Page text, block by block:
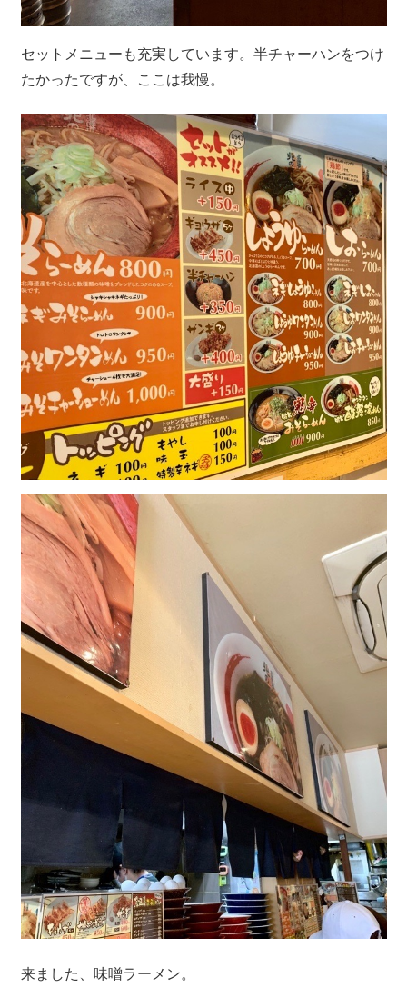
セットメニューも充実しています。半チャーハンをつけ
たかったですが、ここは我慢。
来ました、味噌ラーメン。